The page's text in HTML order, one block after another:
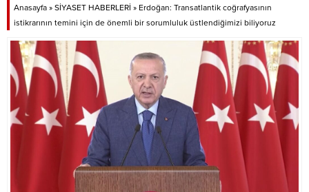
Anasayfa » SİYASET HABERLERİ » Erdoğan: Transatlantik coğrafyasının
istikrarının temini için de önemli bir sorumluluk üstlendiğimizi biliyoruz